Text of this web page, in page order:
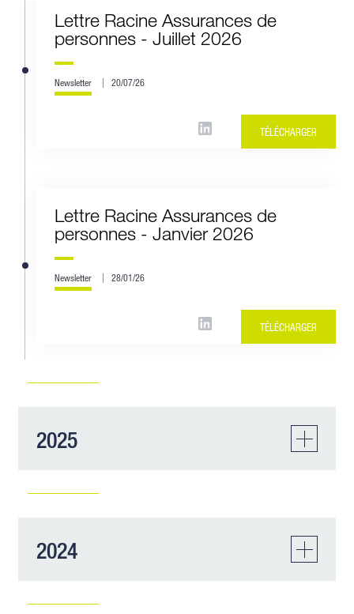
Lettre Racine Assurances de
personnes - Juillet 2026
Newsletter 20/07/26
TÉLÉCHARGER
Lettre Racine Assurances de
personnes - Janvier 2026
Newsletter 28/01/26
TÉLÉCHARGER
2025
personnes - Juillet 2025
2024